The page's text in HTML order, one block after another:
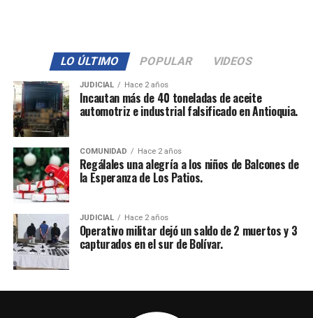
LO ÚLTIMO POPULAR VIDEOS
JUDICIAL Hace 2 años
Incautan más de 40 toneladas de aceite
automotriz e industrial falsificado en Antioquia.
COMUNIDAD Hace 2 años
Regálales una alegría a los niños de Balcones de
la Esperanza de Los Patios.
JUDICIAL Hace 2 años
Operativo militar dejó un saldo de 2 muertos y 3
capturados en el sur de Bolívar.